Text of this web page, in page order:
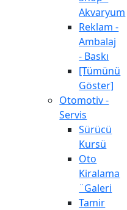
Akvaryum
Reklam -
Ambalaj
- Baskı
[Tümünü
Göster]
Otomotiv -
Servis
Sürücü
Kursü
Oto
Kiralama
¨Galeri
Tamir